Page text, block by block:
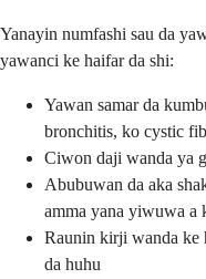
Yanayin numfashi sau da
yawanci ke haifar da shi:
Yawan samar da
bronchitis, ko cystic
Ciwon daji wanda ya
Abubuwan da aka
amma yana yiwuwa a
Raunin kirji wanda ke
da huhu